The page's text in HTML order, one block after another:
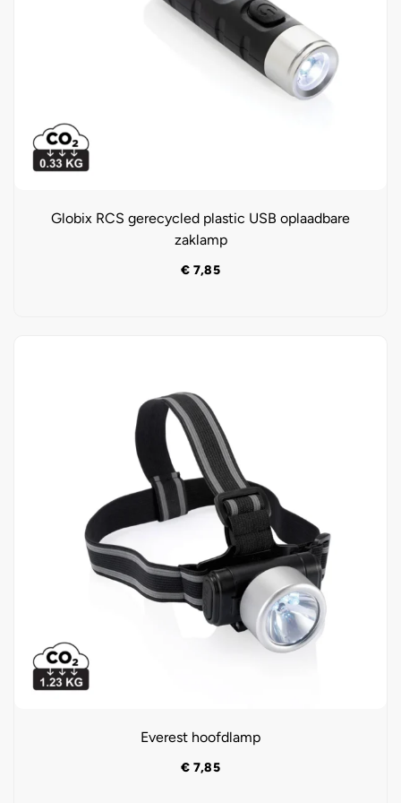
Globix RCS gerecycled plastic USB oplaadbare
zaklamp
€ 7,85
Everest hoofdlamp
€ 7,85